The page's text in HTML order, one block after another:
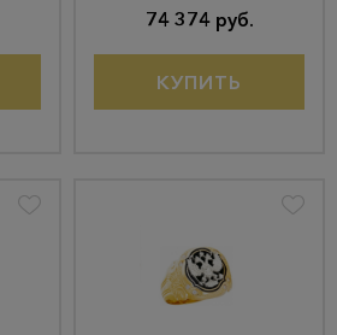
74 374 руб.
КУПИТЬ